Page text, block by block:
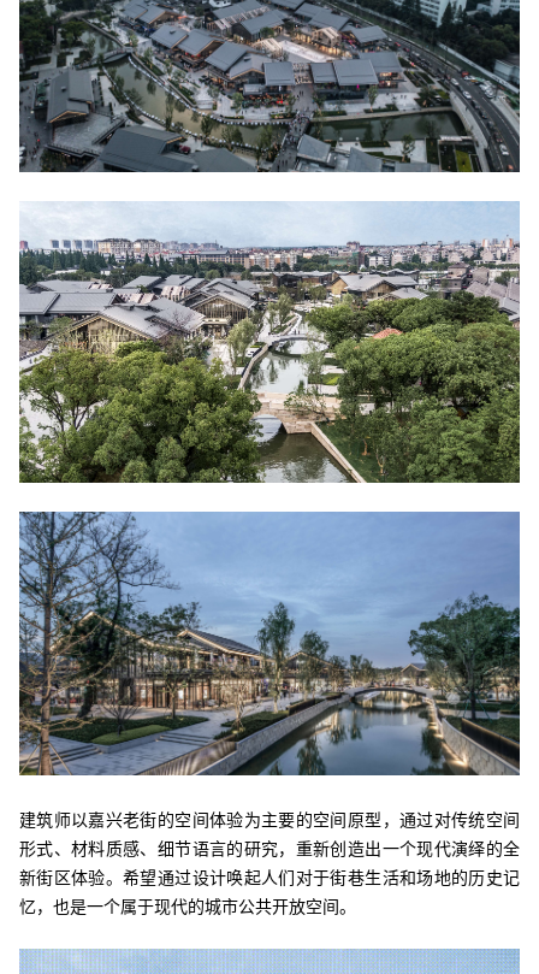
建筑师以嘉兴老街的空间体验为主要的空间原型，通过对传统空间
形式、材料质感、细节语言的研究，重新创造出一个现代演绎的全
新街区体验。希望通过设计唤起人们对于街巷生活和场地的历史记
忆，也是一个属于现代的城市公共开放空间。